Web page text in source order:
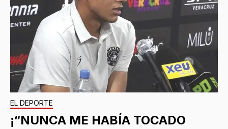
EL DEPORTE
¡“NUNCA ME HABÍA TOCADO